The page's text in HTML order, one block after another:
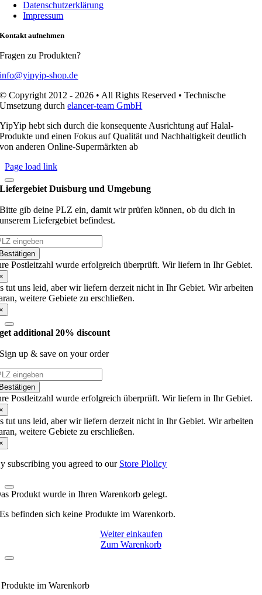
Datenschutzerklärung
Impressum
Kontakt aufnehmen
Fragen zu Produkten?
info@yipyip-shop.de
© Copyright 2012 - 2026 • All Rights Reserved • Technische
Umsetzung durchelancer-team GmbH
YipYip hebt sich durch die konsequente Ausrichtung auf Halal-
Produkte und einen Fokus auf Qualität und Nachhaltigkeit deutlich
von anderen Online-Supermärkten ab
Page load link
Liefergebiet Duisburg und Umgebung
Bitte gib deine PLZ ein, damit wir prüfen können, ob du dich in
unserem Liefergebiet befindest.
Postleitzahl wurde erfolgreich überprüft. Wir liefern in Ihr Gebiet.
tut uns leid, aber wir liefern derzeit nicht in Ihr Gebiet. Wir arbeiten
weitere Gebiete zu erschließen.
get additional 20% discount
Sign up & save on your order
Postleitzahl wurde erfolgreich überprüft. Wir liefern in Ihr Gebiet.
tut uns leid, aber wir liefern derzeit nicht in Ihr Gebiet. Wir arbeiten
weitere Gebiete zu erschließen.
subscribing you agreed to our Store Plolicy
Produkt wurde in Ihren Warenkorb gelegt.
Es befinden sich keine Produkte im Warenkorb.
Weiter einkaufen
Zum Warenkorb
im Warenkorb